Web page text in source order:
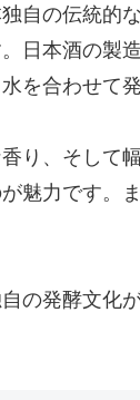
自の伝統
日本酒の
を合わせ
り、そし
魅力です
の発酵文